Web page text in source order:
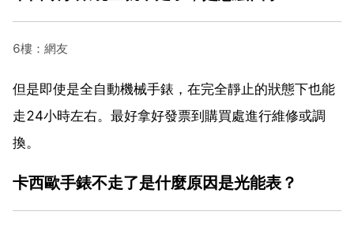
6樓：網友
但是即使是全自動機械手錶，在完全靜止的狀態下也能
走24小時左右。最好拿好發票到購買處進行維修或調
換。
卡西歐手錶不走了是什麼原因是光能表？